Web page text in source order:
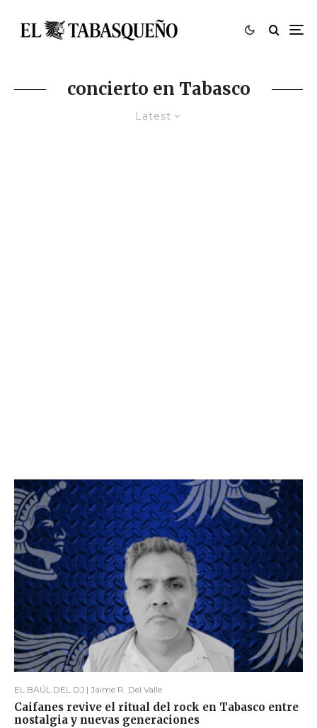
concierto en Tabasco
Latest
EL BAÚL DEL DJ | Jaime R. Del Valle
Caifanes revive el ritual del rock en Tabasco entre
nostalgia y nuevas generaciones